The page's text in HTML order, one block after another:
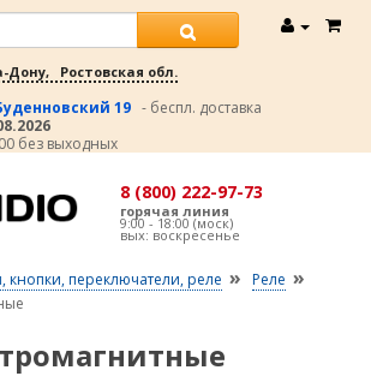
Дону, Ростовская обл.
19 - беспл. доставка
без выходных
8 (800) 222-97-73
горячая линия
9:00 - 18:00 (моск)
вых: воскресенье
кнопки, переключатели, реле » Реле »